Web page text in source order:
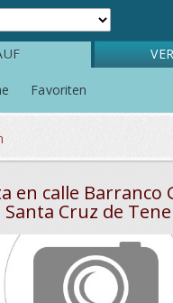
Favoriten
en calle Barranco
Cruz de